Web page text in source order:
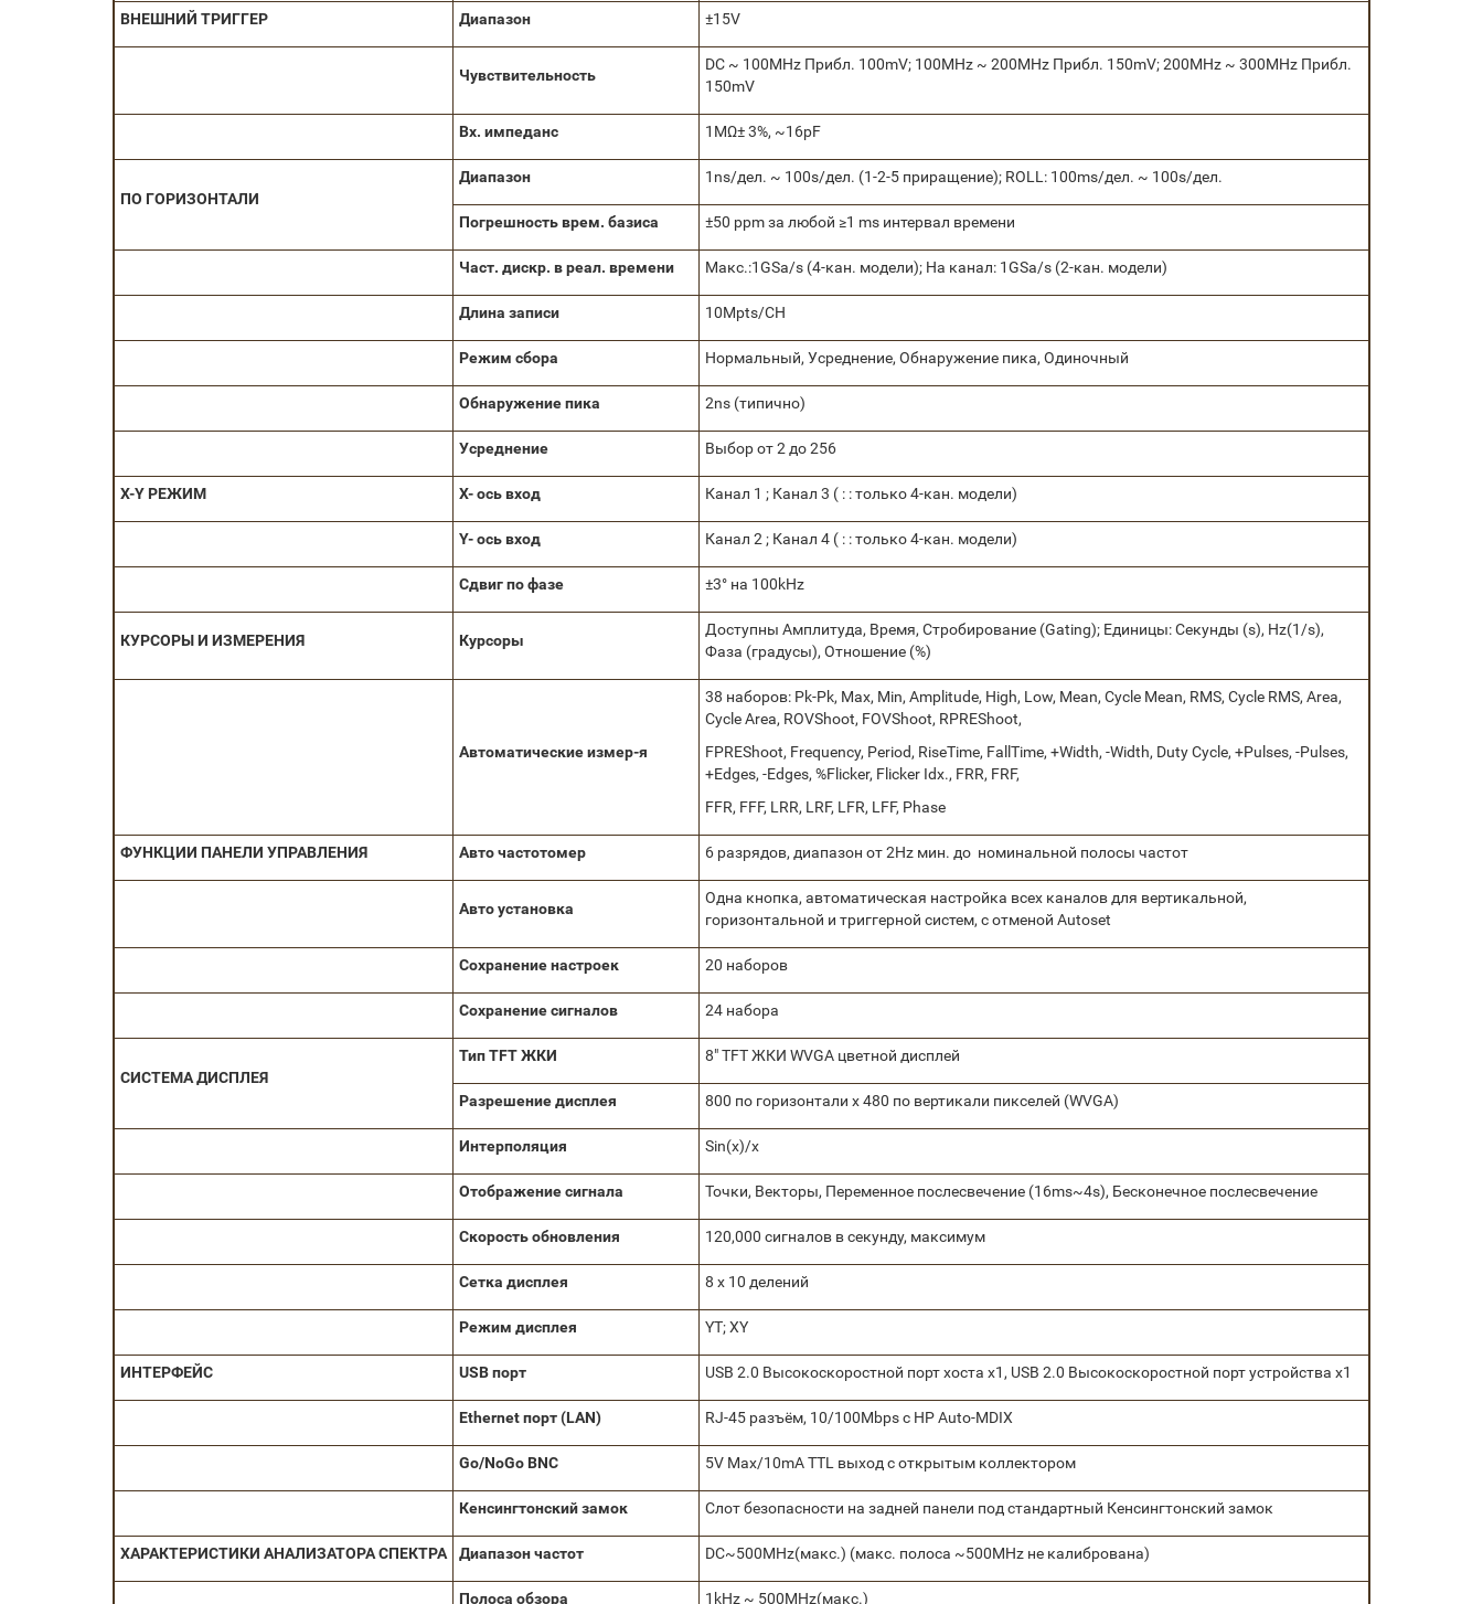
ВНЕШНИЙ ТРИГГЕР Диапазон ±15V
Чувствительность
DC ~ 100MHz Прибл. 100mV; 100MHz ~ 200MHz Прибл. 150mV; 200MHz ~ 300MHz Прибл.
150mV
Вх. импеданс 1MΩ± 3%, ~16pF
ПО ГОРИЗОНТАЛИ
Диапазон 1ns/дел. ~ 100s/дел. (1-2-5 приращение); ROLL: 100ms/дел. ~ 100s/дел.
Погрешность врем. базиса ±50 ppm за любой ≥1 ms интервал времени
Част. дискр. в реал. времени Макс.:1GSa/s (4-кан. модели); На канал: 1GSa/s (2-кан. модели)
Длина записи 10Mpts/CH
Режим сбора Нормальный, Усреднение, Обнаружение пика, Одиночный
Обнаружение пика 2ns (типично)
Усреднение Выбор от 2 до 256
X-Y РЕЖИМ X- ось вход Канал 1 ; Канал 3 ( : : только 4-кан. модели)
Y- ось вход Канал 2 ; Канал 4 ( : : только 4-кан. модели)
Сдвиг по фазе ±3° на 100kHz
КУРСОРЫ И ИЗМЕРЕНИЯ Курсоры
Доступны Амплитуда, Время, Стробирование (Gating); Единицы: Секунды (s), Hz(1/s),
Фаза (градусы), Отношение (%)
Автоматические измер-я
38 наборов: Pk-Pk, Max, Min, Amplitude, High, Low, Mean, Cycle Mean, RMS, Cycle RMS, Area,
Cycle Area, ROVShoot, FOVShoot, RPREShoot,
FPREShoot, Frequency, Period, RiseTime, FallTime, +Width, -Width, Duty Cycle, +Pulses, -Pulses,
+Edges, -Edges, %Flicker, Flicker Idx., FRR, FRF,
FFR, FFF, LRR, LRF, LFR, LFF, Phase
ФУНКЦИИ ПАНЕЛИ УПРАВЛЕНИЯ Авто частотомер 6 разрядов, диапазон от 2Hz мин. до номинальной полосы частот
Авто установка
Одна кнопка, автоматическая настройка всех каналов для вертикальной,
горизонтальной и триггерной систем, с отменой Autoset
Сохранение настроек 20 наборов
Сохранение сигналов 24 набора
СИСТЕМА ДИСПЛЕЯ
Тип TFT ЖКИ 8" TFT ЖКИ WVGA цветной дисплей
Разрешение дисплея 800 по горизонтали x 480 по вертикали пикселей (WVGA)
Интерполяция Sin(x)/x
Отображение сигнала Точки, Векторы, Переменное послесвечение (16ms~4s), Бесконечное послесвечение
Скорость обновления 120,000 сигналов в секунду, максимум
Сетка дисплея 8 x 10 делений
Режим дисплея YT; XY
ИНТЕРФЕЙС USBпорт USB 2.0 Высокоскоростной порт хоста x1, USB 2.0 Высокоскоростной порт устройства x1
Ethernet порт (LAN) RJ-45 разъём, 10/100Mbps с HP Auto-MDIX
Go/NoGo BNC 5V Max/10mA TTL выход с открытым коллектором
Кенсингтонский замок Слот безопасности на задней панели под стандартный Кенсингтонский замок
ХАРАКТЕРИСТИКИ АНАЛИЗАТОРАСПЕКТРА Диапазон частот DC~500MHz(макс.) (макс. полоса ~500MHz не калибрована)
Полоса обзора 1kHz ~ 500MHz(макс.)